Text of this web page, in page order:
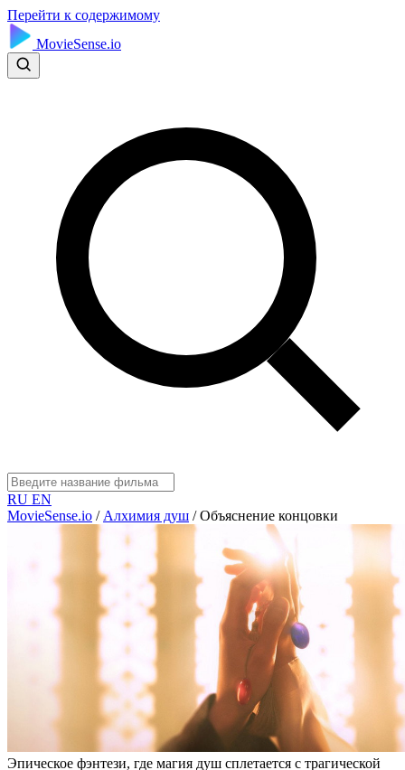
Перейти к содержимому
MovieSense.io
RU EN
MovieSense.io / Алхимия душ / Объяснение концовки
Эпическое фэнтези, где магия душ сплетается с трагической